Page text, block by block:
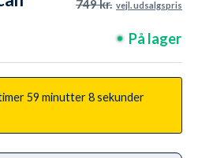
749 kr. vejl. udsalgspris
På lager
59 minutter6 sekunder